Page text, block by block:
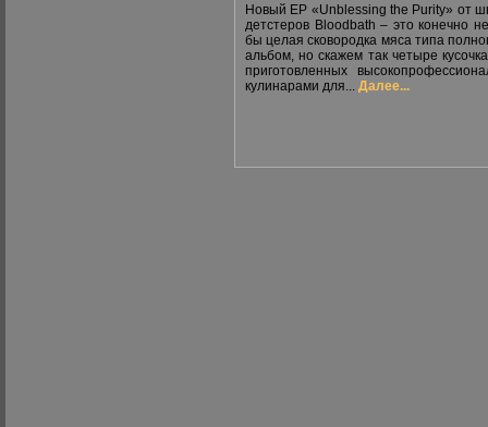
Новый ЕР «Unblessing the Purity» от
детстеров Bloodbath – это конечно
бы целая сковородка мяса типа
альбом, но скажем так четыре
приготовленных
кулинарами для... Далее...